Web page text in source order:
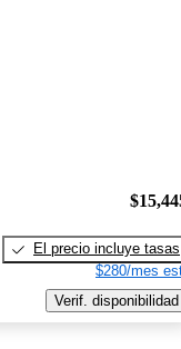
El precio incluye tasas
$280/mes
Verif. disponibilidad